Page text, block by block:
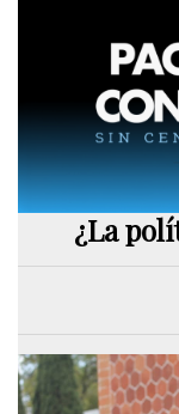
¿La